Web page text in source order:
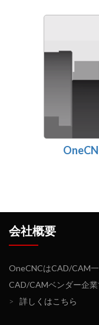
会社概要
OneCNCはCAD/CAM
CAD/CAMベンダー企業
>
詳しくはこちら